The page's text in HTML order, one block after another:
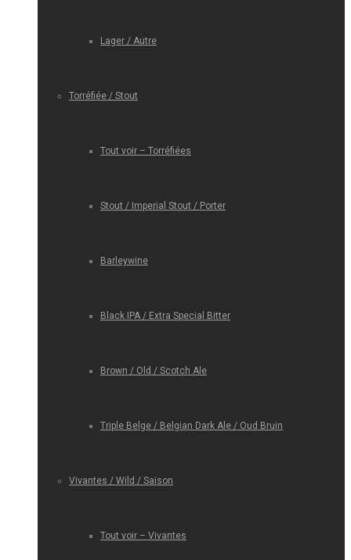
Lager / Autre
Torréfiée / Stout
Tout voir – Torréfiées
Stout / Imperial Stout / Porter
Barleywine
Black IPA / Extra Special Bitter
Brown / Old / Scotch Ale
Triple Belge / Belgian Dark Ale / Oud Bruin
Vivantes / Wild / Saison
Tout voir – Vivantes